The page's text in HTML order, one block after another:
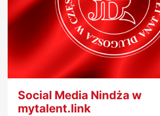
Social Media Nindża w
mytalent.link